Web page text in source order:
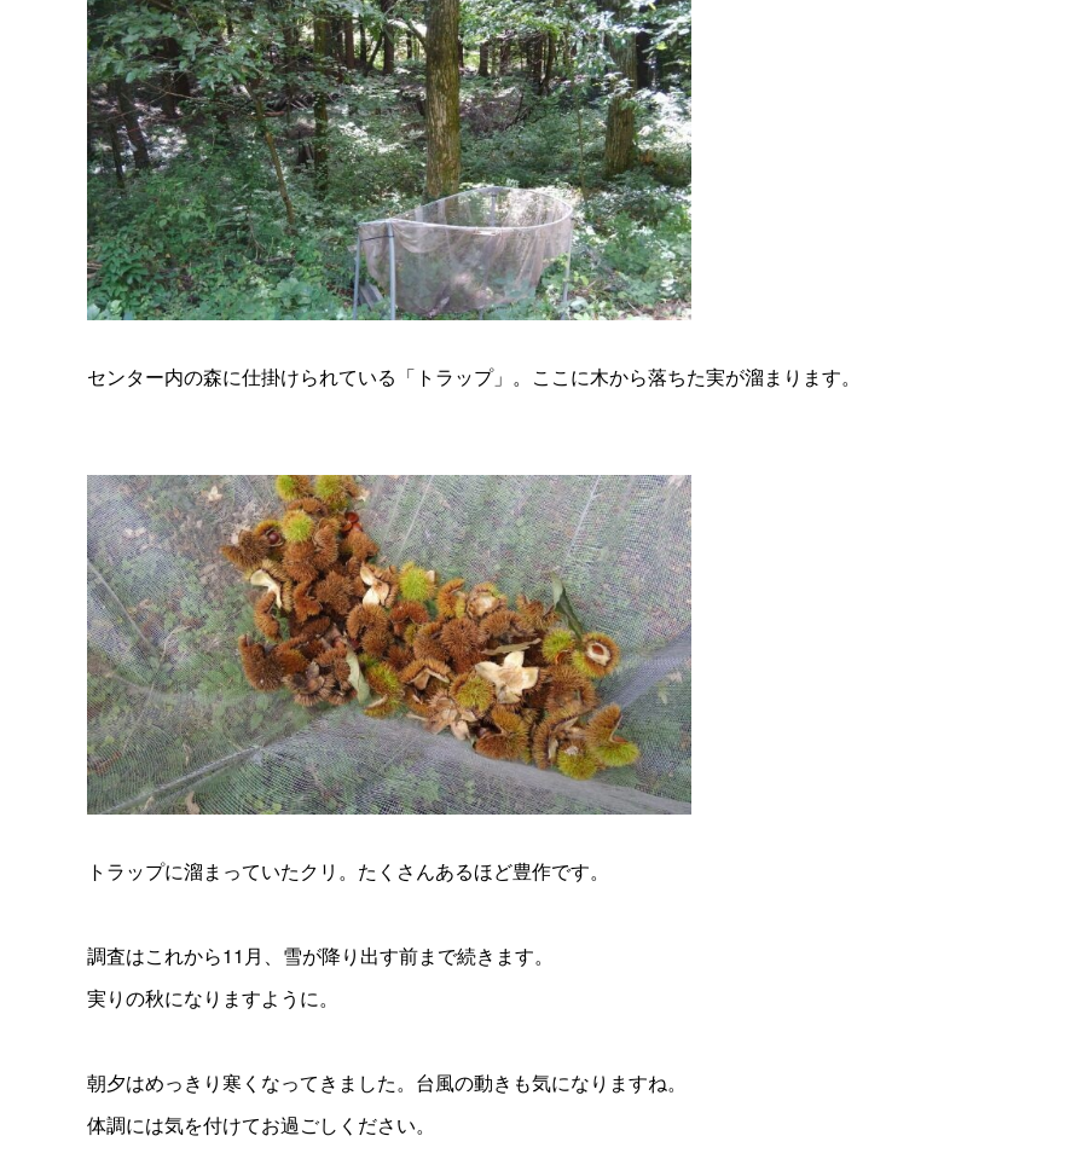
センター内の森に仕掛けられている「トラップ」。ここに木から落ちた実が溜まります。
トラップに溜まっていたクリ。たくさんあるほど豊作です。
調査はこれから11月、雪が降り出す前まで続きます。
実りの秋になりますように。
朝夕はめっきり寒くなってきました。台風の動きも気になりますね。
体調には気を付けてお過ごしください。